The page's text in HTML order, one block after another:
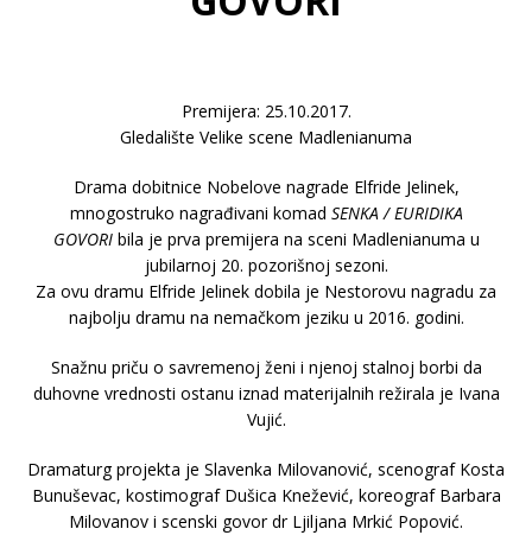
Premijera: 25.10.2017.
Gledalište Velike scene Madlenianuma
Drama dobitnice Nobelove nagrade Elfride Jelinek,
mnogostruko nagrađivani komad SENKA / EURIDIKA
GOVORIbila je prva premijera na sceni Madlenianuma u
jubilarnoj 20. pozorišnoj sezoni.
Za ovu dramu Elfride Jelinek dobila je Nestorovu nagradu za
najbolju dramu na nemačkom jeziku u 2016. godini.
Snažnu priču o savremenoj ženi i njenoj stalnoj borbi da
duhovne vrednosti ostanu iznad materijalnih režirala je Ivana
Vujić.
Dramaturg projekta je Slavenka Milovanović, scenograf Kosta
Bunuševac, kostimograf Dušica Knežević, koreograf Barbara
Milovanov i scenski govor dr Ljiljana Mrkić Popović.